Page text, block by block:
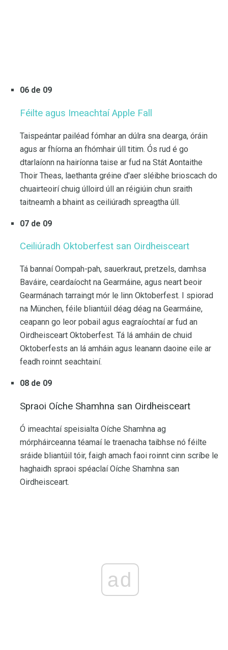
06 de 09
Féilte agus Imeachtaí Apple Fall
Taispeántar pailéad fómhar an dúlra sna dearga, óráin
agus ar fhíorna an fhómhair úll titim. Ós rud é go
dtarlaíonn na hairíonna taise ar fud na Stát Aontaithe
Thoir Theas, laethanta gréine d'aer sléibhe brioscach do
chuairteoirí chuig úlloird úll an réigiúin chun sraith
taitneamh a bhaint as ceiliúradh spreagtha úll.
07 de 09
Ceiliúradh Oktoberfest san Oirdheisceart
Tá bannaí Oompah-pah, sauerkraut, pretzels, damhsa
Baváire, ceardaíocht na Gearmáine, agus neart beoir
Gearmánach tarraingt mór le linn Oktoberfest. I spiorad
na München, féile bliantúil déag déag na Gearmáine,
ceapann go leor pobail agus eagraíochtaí ar fud an
Oirdheisceart Oktoberfest. Tá lá amháin de chuid
Oktoberfests an lá amháin agus leanann daoine eile ar
feadh roinnt seachtainí.
08 de 09
Spraoi Oíche Shamhna san Oirdheisceart
Ó imeachtaí speisialta Oíche Shamhna ag
mórpháirceanna téamaí le traenacha taibhse nó féilte
sráide bliantúil tóir, faigh amach faoi roinnt cinn scríbe le
haghaidh spraoi spéaclaí Oíche Shamhna san
Oirdheisceart.
ad